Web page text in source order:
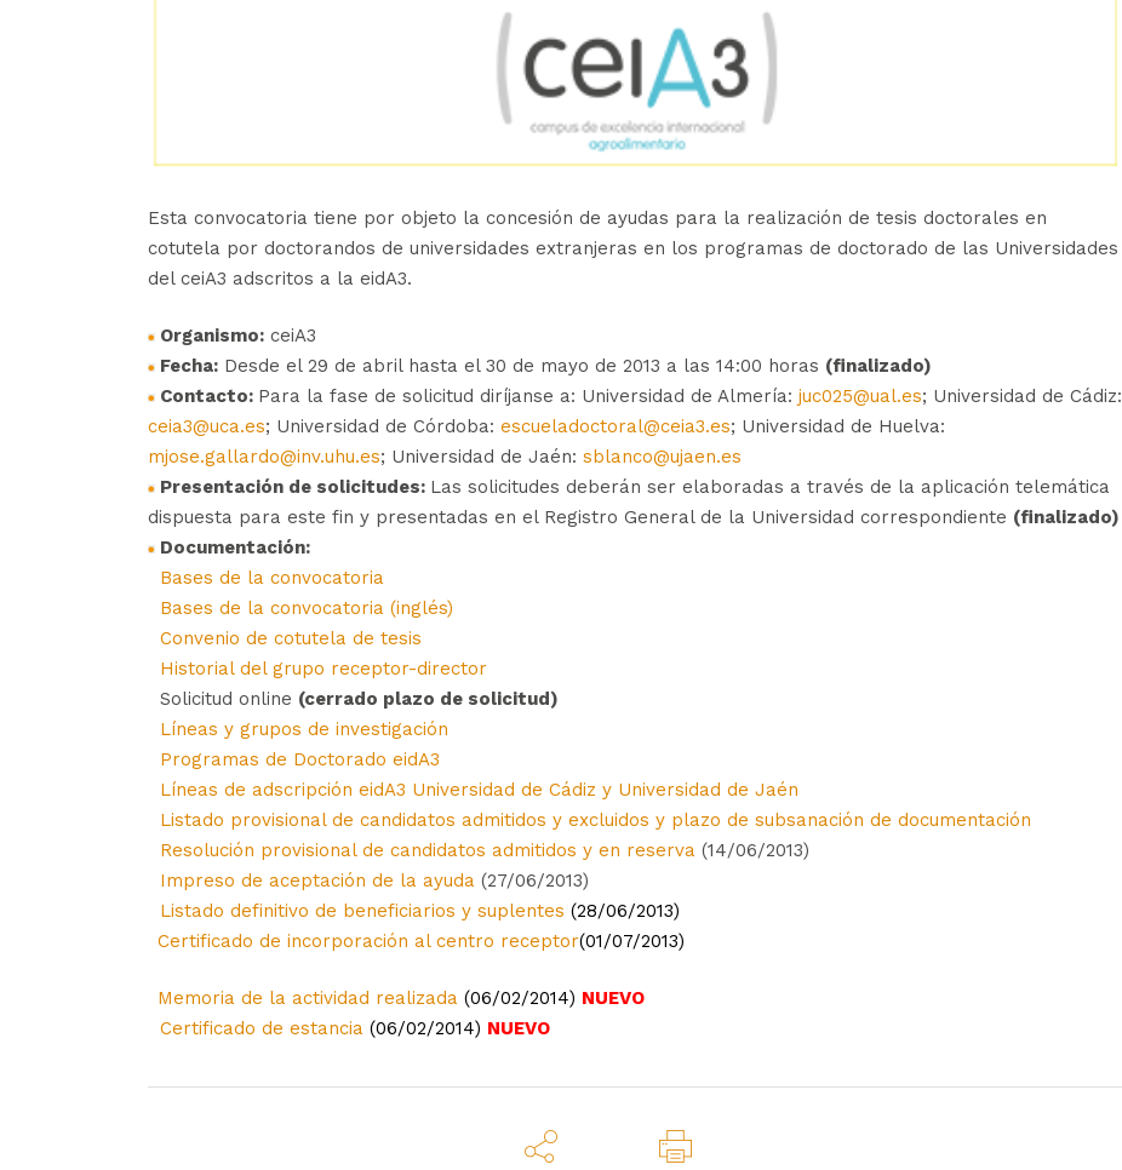
Esta convocatoria tiene por objeto la concesión de ayudas para la realización de tesis doctorales en
cotutela por doctorandos de universidades extranjeras en los programas de doctorado de las Universidades
del ceiA3 adscritos a la eidA3.
Organismo: ceiA3
Fecha: Desde el 29 de abril hasta el 30 de mayo de 2013 a las 14:00 horas (finalizado)
Contacto: Para la fase de solicitud diríjanse a: Universidad de Almería: juc025@ual.es; Universidad de Cádiz:
ceia3@uca.es; Universidad de Córdoba: escueladoctoral@ceia3.es; Universidad de Huelva:
mjose.gallardo@inv.uhu.es; Universidad de Jaén: sblanco@ujaen.es
Presentación de solicitudes: Las solicitudes deberán ser elaboradas a través de la aplicación telemática
dispuesta para este fin y presentadas en el Registro General de la Universidad correspondiente (finalizado)
Documentación:
Bases de la convocatoria
Bases de la convocatoria (inglés)
Convenio de cotutela de tesis
Historial del grupo receptor-director
Solicitud online (cerrado plazo de solicitud)
Líneas y grupos de investigación
Programas de Doctorado eidA3
Líneas de adscripción eidA3 Universidad de Cádiz y Universidad de Jaén
Listado provisional de candidatos admitidos y excluidos y plazo de subsanación de documentación
Resolución provisional de candidatos admitidos y en reserva (14/06/2013)
Impreso de aceptación de la ayuda (27/06/2013)
Listado definitivo de beneficiarios y suplentes (28/06/2013)
Certificado de incorporación al centro receptor(01/07/2013)
Memoria de la actividad realizada (06/02/2014) NUEVO
Certificado de estancia (06/02/2014) NUEVO